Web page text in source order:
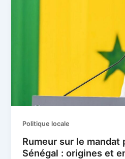
Politique locale
Rumeur sur le mandat
Sénégal : origines et